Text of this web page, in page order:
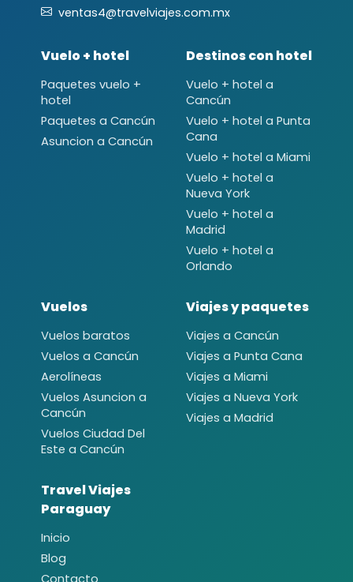
ventas4@travelviajes.com.mx
Vuelo + hotel
Paquetes vuelo +
hotel
Paquetes a Cancún
Asuncion a Cancún
Destinos con hotel
Vuelo + hotel a
Cancún
Vuelo + hotel a Punta
Cana
Vuelo + hotel a Miami
Vuelo + hotel a
Nueva York
Vuelo + hotel a
Madrid
Vuelo + hotel a
Orlando
Vuelos
Vuelos baratos
Vuelos a Cancún
Aerolíneas
Vuelos Asuncion a
Cancún
Vuelos Ciudad Del
Este a Cancún
Viajes y paquetes
Viajes a Cancún
Viajes a Punta Cana
Viajes a Miami
Viajes a Nueva York
Viajes a Madrid
Travel Viajes
Paraguay
Inicio
Blog
Contacto